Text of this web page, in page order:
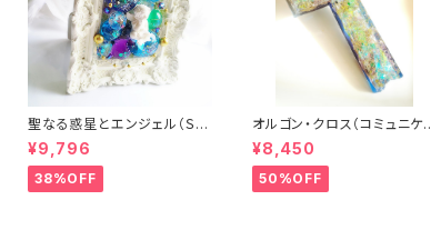
聖なる惑星とエンジェル（Ｓサ
イズ）（フレーム・ヒーリングア
ート）
¥9,796
38%OFF
オルゴン・クロス（コミュニケ
ーション）
¥8,450
50%OFF